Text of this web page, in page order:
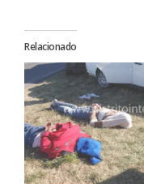
Relacionado